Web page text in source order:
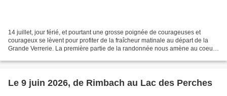
14 juillet, jour férié, et pourtant une grosse poignée de courageuses et
courageux se lèvent pour profiter de la fraîcheur matinale au départ de la
Grande Verrerie. La première partie de la randonnée nous amène au coeur
Le 9 juin 2026, de Rimbach au Lac des Perches